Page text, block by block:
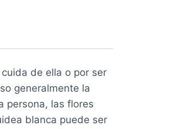
de ella o por ser
generalmente la
persona, las flores
blanca puede ser